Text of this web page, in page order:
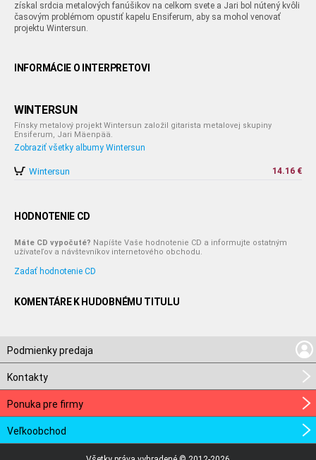
získal srdcia metalových fanúšikov na celkom svete a Jari bol nútený kvôli
časovým problémom opustiť kapelu Ensiferum, aby sa mohol venovať
projektu Wintersun.
INFORMÁCIE O INTERPRETOVI
WINTERSUN
Fínsky metalový projekt Wintersun založil gitarista metalovej skupiny
Ensiferum, Jari Mäenpää.
Zobraziť všetky albumy Wintersun
Wintersun 14.16 €
HODNOTENIE CD
Máte CD vypočuté? Napíšte Vaše hodnotenie CD a informujte ostatným
užívateľov a návštevníkov internetového obchodu.
Zadať hodnotenie CD
KOMENTÁRE K HUDOBNÉMU TITULU
Podmienky predaja
Kontakty
Ponuka pre firmy
Veľkoobchod